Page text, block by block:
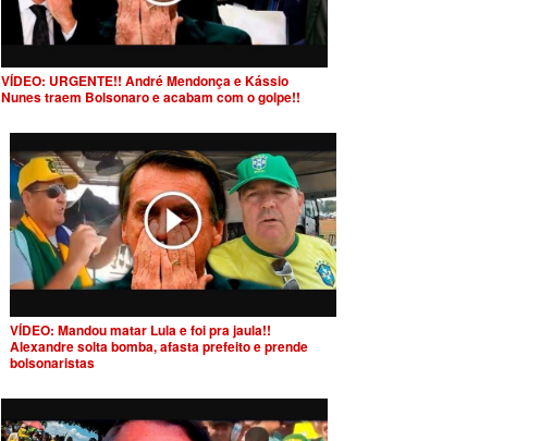
VÍDEO: URGENTE!! André Mendonça e Kássio
Nunes traem Bolsonaro e acabam com o golpe!!
VÍDEO: Mandou matar Lula e foi pra jaula!!
Alexandre solta bomba, afasta prefeito e prende
bolsonaristas